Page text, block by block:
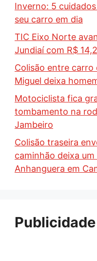
Inverno: 5
seu carro em dia
TIC Eixo Norte
Jundiaí com R$
Colisão entre carro
Miguel deixa
Motociclista fica
tombamento na
Jambeiro
Colisão traseira
caminhão deixa
Anhanguera em
Publicidade